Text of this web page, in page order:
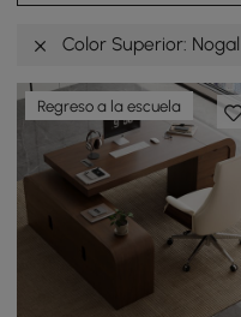
Color Superior: Nogal
Regreso a la escuela